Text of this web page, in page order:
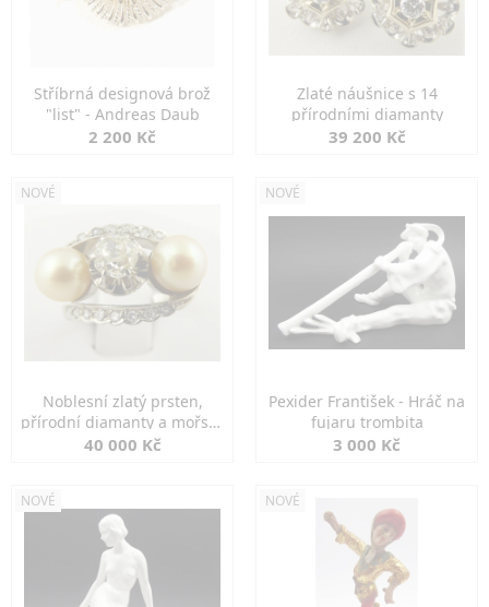
Stříbrná designová brož
"list" - Andreas Daub
2 200 Kč
Zlaté náušnice s 14
přírodními diamanty
39 200 Kč
NOVÉ
Noblesní zlatý prsten,
přírodní diamanty a mořské
perly
40 000 Kč
NOVÉ
Pexider František - Hráč na
fujaru trombita
3 000 Kč
NOVÉ NOVÉ